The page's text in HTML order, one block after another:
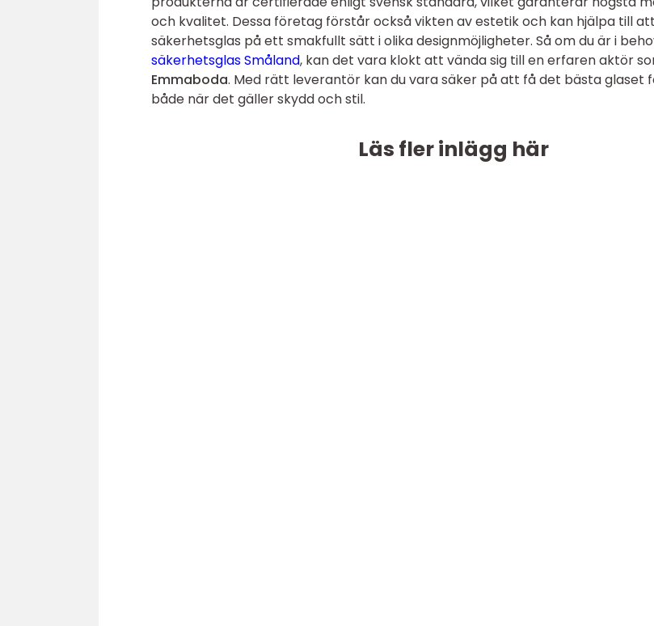
och kvalitet. Dessa företag förstår också vikten av estetik och kan hjälpa till
säkerhetsglas på ett smakfullt sätt i olika designmöjligheter. Så om du är i
säkerhetsglas Småland, kan det vara klokt att vända sig till en erfaren aktör
Emmaboda. Med rätt leverantör kan du vara säker på att få det bästa glaset
både när det gäller skydd och stil.
Läs fler inlägg här